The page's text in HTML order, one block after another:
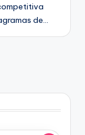
de…